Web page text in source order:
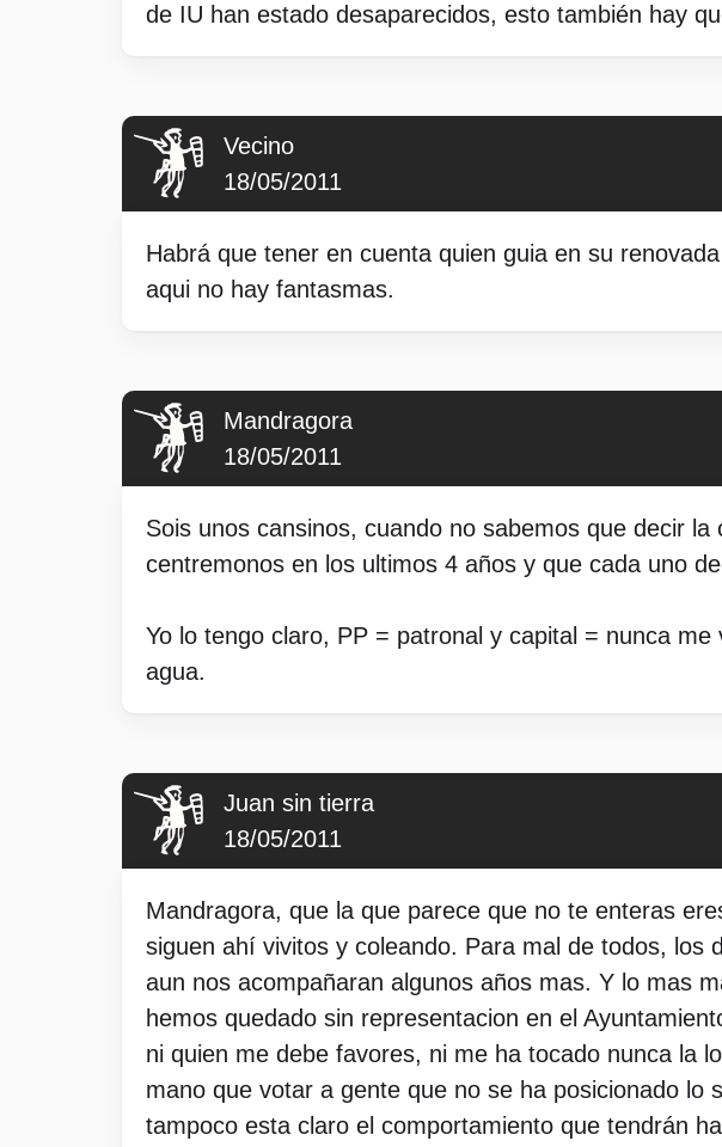
de IU han estado desaparecidos, esto también hay
Vecino
18/05/2011
Habrá que tener en cuenta quien guia en su
aqui no hay fantasmas.
Mandragora
18/05/2011
Sois unos cansinos, cuando no sabemos que decir
centremonos en los ultimos 4 años y que cada uno
Yo lo tengo claro, PP = patronal y capital = nunca
agua.
Juan sin tierra
18/05/2011
Mandragora, que la que parece que no te enteras
siguen ahí vivitos y coleando. Para mal de todos, los
aun nos acompañaran algunos años mas. Y lo mas
hemos quedado sin representacion en el
ni quien me debe favores, ni me ha tocado nunca la
mano que votar a gente que no se ha posicionado
tampoco esta claro el comportamiento que tendrán